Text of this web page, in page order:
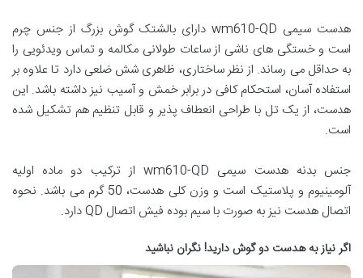
هدست سیمی wm610-QD دارای بالشتک گوش بزرگ از جنس چرم
است و خستگی های ناشی از ساعات طولانی مکالمه و تماس ویدئویی را
به حداقل می رساند. از نظر ساختاری، ظاهری شش ضلعی دارد تا علاوه بر
استفاده آسان، استحکام کافی در برابر خمش و آسیب نیز داشته باشد. این
هدست، از یک تل با طراحی انعطاف پذیر و قابل تنظیم هم تشکیل شده
است.
جنس بدنه هدست سیمی wm610-QD از ترکیب دو ماده اولیه
آلومینیوم و پلاستیک است و وزن کلی هدست، 50 گرم می باشد. نحوه
اتصال هدست نیز به صورت با سیم بوده فیش اتصال QD دارد.
اگر نیاز به هدست دو گوش دارید! نگران نباشید